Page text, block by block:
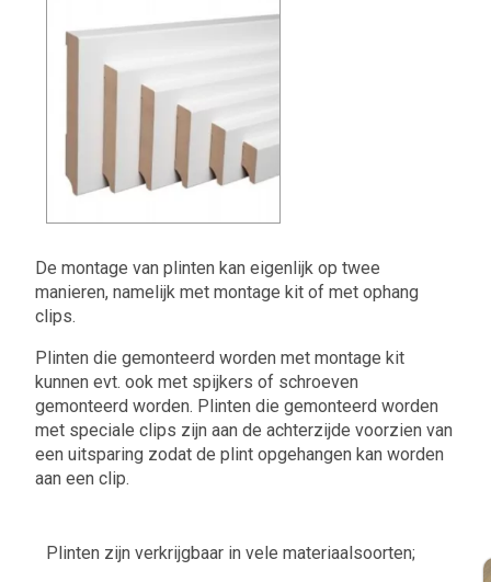
De montage van plinten kan eigenlijk op twee
manieren, namelijk met montage kit of met ophang
clips.
Plinten die gemonteerd worden met montage kit
kunnen evt. ook met spijkers of schroeven
gemonteerd worden. Plinten die gemonteerd worden
met speciale clips zijn aan de achterzijde voorzien van
een uitsparing zodat de plint opgehangen kan worden
aan een clip.
Plinten zijn verkrijgbaar in vele materiaalsoorten;